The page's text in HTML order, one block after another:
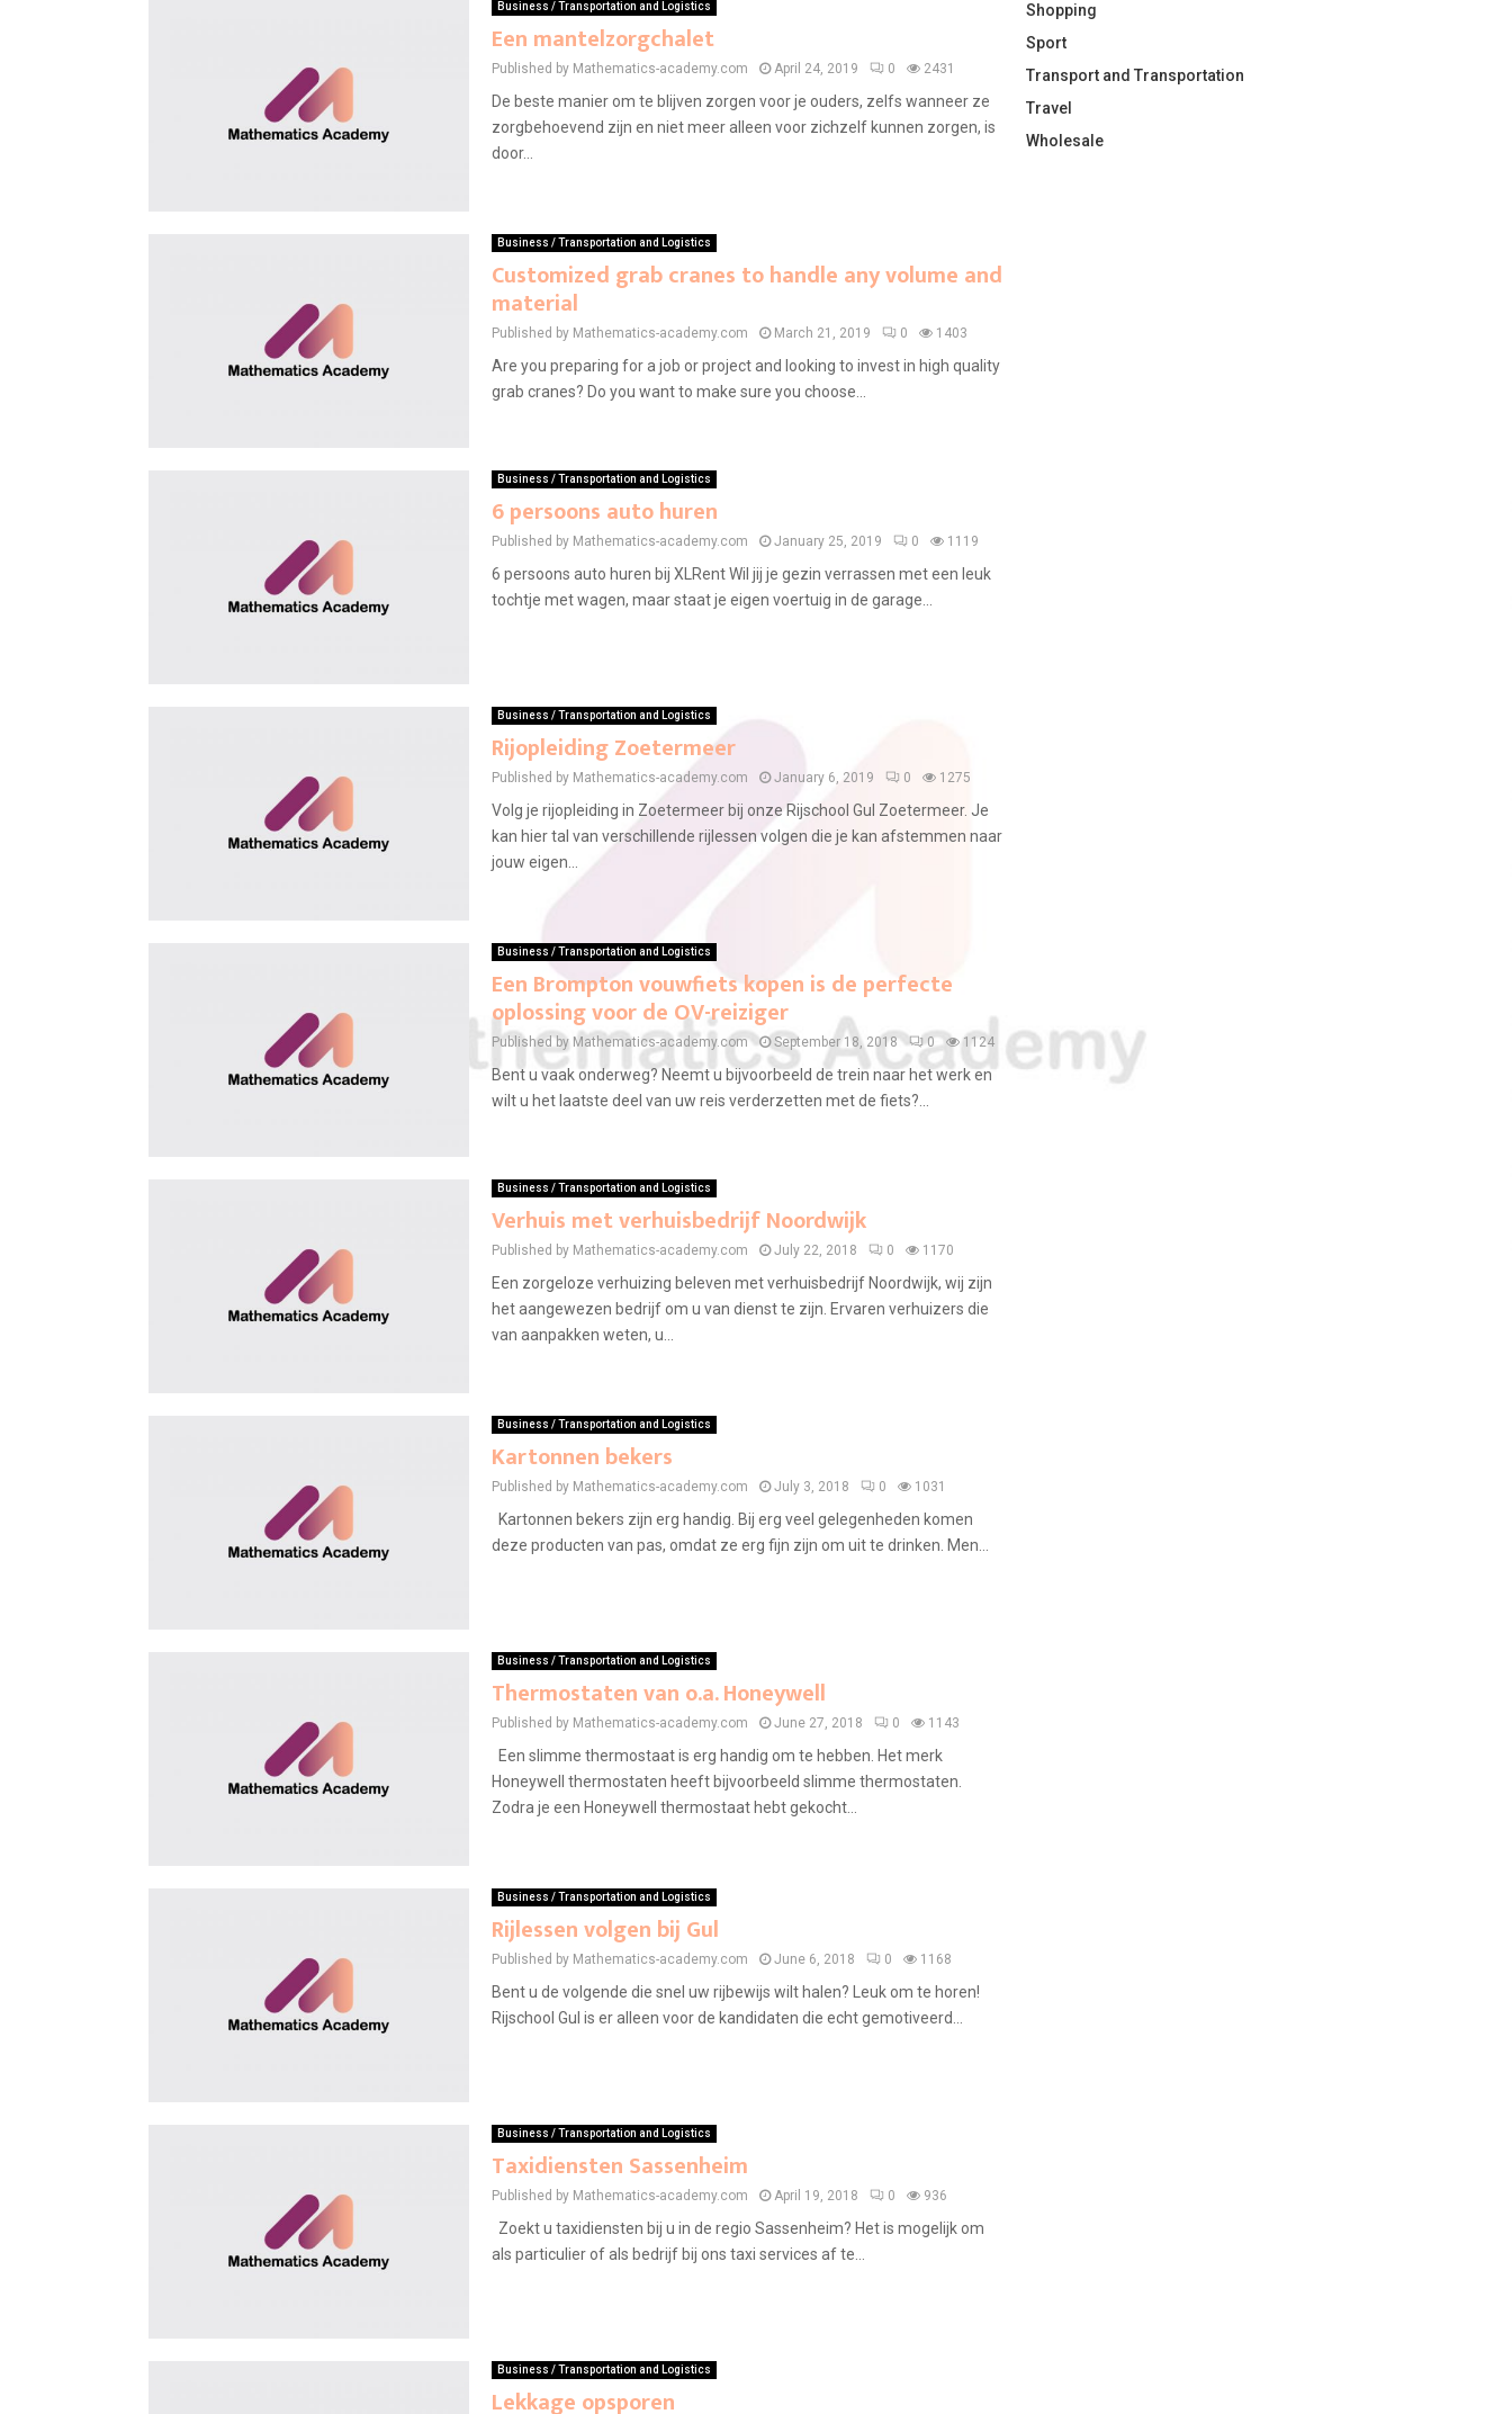
Business / Transportation and Logistics
Een mantelzorgchalet
Published by Mathematics-academy.com April 24, 2019 0 2431
De beste manier om te blijven zorgen voor je ouders, zelfs wanneer ze
zorgbehoevend zijn en niet meer alleen voor zichzelf kunnen zorgen, is
door...
Business / Transportation and Logistics
Customized grab cranes to handle any volume and
material
Published by Mathematics-academy.com March 21, 2019 0 1403
Are you preparing for a job or project and looking to invest in high quality
grab cranes? Do you want to make sure you choose...
Business / Transportation and Logistics
6 persoons auto huren
Published by Mathematics-academy.com January 25, 2019 0 1119
6 persoons auto huren bij XLRent Wil jij je gezin verrassen met een leuk
tochtje met wagen, maar staat je eigen voertuig in de garage...
Business / Transportation and Logistics
Rijopleiding Zoetermeer
Published by Mathematics-academy.com January 6, 2019 0 1275
Volg je rijopleiding in Zoetermeer bij onze Rijschool Gul Zoetermeer. Je
kan hier tal van verschillende rijlessen volgen die je kan afstemmen naar
jouw eigen...
Business / Transportation and Logistics
Een Brompton vouwfiets kopen is de perfecte
oplossing voor de OV-reiziger
Published by Mathematics-academy.com September 18, 2018 0 1124
Bent u vaak onderweg? Neemt u bijvoorbeeld de trein naar het werk en
wilt u het laatste deel van uw reis verderzetten met de fiets?...
Business / Transportation and Logistics
Verhuis met verhuisbedrijf Noordwijk
Published by Mathematics-academy.com July 22, 2018 0 1170
Een zorgeloze verhuizing beleven met verhuisbedrijf Noordwijk, wij zijn
het aangewezen bedrijf om u van dienst te zijn. Ervaren verhuizers die
van aanpakken weten, u...
Business / Transportation and Logistics
Kartonnen bekers
Published by Mathematics-academy.com July 3, 2018 0 1031
Kartonnen bekers zijn erg handig. Bij erg veel gelegenheden komen
deze producten van pas, omdat ze erg fijn zijn om uit te drinken. Men...
Business / Transportation and Logistics
Thermostaten van o.a. Honeywell
Published by Mathematics-academy.com June 27, 2018 0 1143
Een slimme thermostaat is erg handig om te hebben. Het merk
Honeywell thermostaten heeft bijvoorbeeld slimme thermostaten.
Zodra je een Honeywell thermostaat hebt gekocht...
Business / Transportation and Logistics
Rijlessen volgen bij Gul
Published by Mathematics-academy.com June 6, 2018 0 1168
Bent u de volgende die snel uw rijbewijs wilt halen? Leuk om te horen!
Rijschool Gul is er alleen voor de kandidaten die echt gemotiveerd...
Business / Transportation and Logistics
Taxidiensten Sassenheim
Published by Mathematics-academy.com April 19, 2018 0 936
Zoekt u taxidiensten bij u in de regio Sassenheim? Het is mogelijk om
als particulier of als bedrijf bij ons taxi services af te...
Business / Transportation and Logistics
Lekkage opsporen
Shopping
Sport
Transport and Transportation
Travel
Wholesale